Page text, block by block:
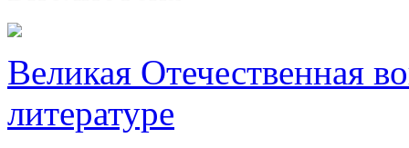
Великая Отечественная
литературе